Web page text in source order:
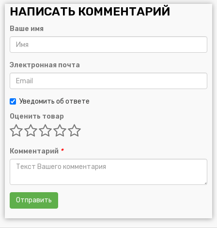
НАПИСАТЬ КОММЕНТАРИЙ
Ваше имя
Электронная почта
Уведомить об ответе
Оценить товар
Комментарий *
Отправить